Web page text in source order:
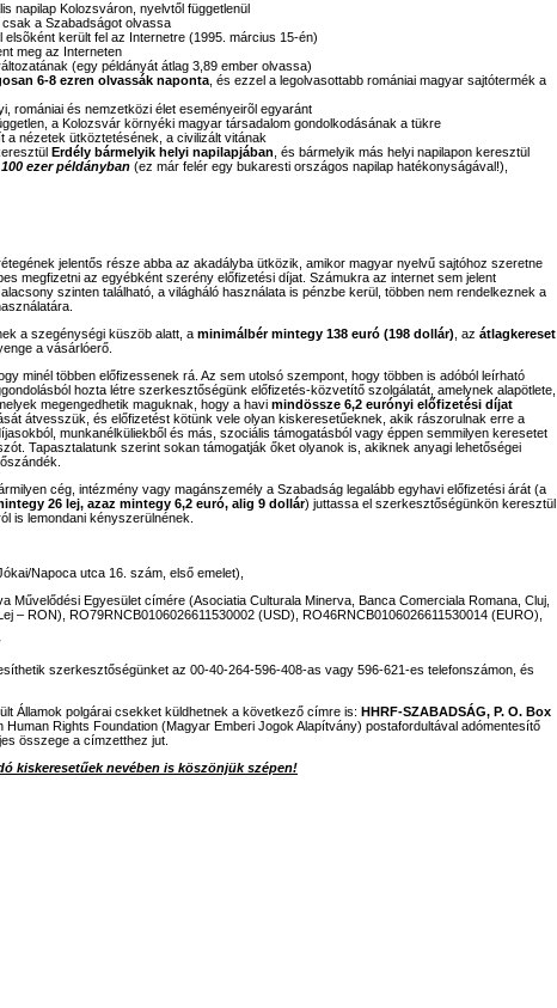
napilap Kolozsváron, nyelvtől függetlenül
a Szabadságot olvassa
került fel az Internetre (1995. március 15-én)
meg az Interneten
(egy példányát átlag 3,89 ember olvassa)
6-8 ezren olvassák naponta , és ezzel a legolvasottabb romániai magyar sajtótermék a
romániai és nemzetközi élet eseményeirõl egyaránt
a Kolozsvár környéki magyar társadalom gondolkodásának a tükre
nézetek ütköztetésének, a civilizált vitának
Erdély bármelyik helyi napilapjában , és bármelyik más helyi napilapon keresztül
100 ezer példányban (ez már felér egy bukaresti országos napilap hatékonyságával!),
jelentős része abba az akadályba ütközik, amikor magyar nyelvű sajtóhoz szeretne
megfizetni az egyébként szerény előfizetési díjat. Számukra az internet sem jelent
szinten található, a világháló használata is pénzbe kerül, többen nem rendelkeznek a
a szegénységi küszöb alatt, a minimálbér mintegy 138 euró (198 dollár) , az átlagkereset
a vásárlóerő.
minél többen előfizessenek rá. Az sem utolsó szempont, hogy többen is adóból leírható
hozta létre szerkesztőségünk előfizetés-közvetítő szolgálatát, amelynek alapötlete,
megengedhetik maguknak, hogy a havi mindössze 6,2 eurónyi előfizetési díjat
átvesszük, és előfizetést kötünk vele olyan kiskeresetűeknek, akik rászorulnak erre a
munkanélküliekből és más, szociális támogatásból vagy éppen semmilyen keresetet
Tapasztalatunk szerint sokan támogatják őket olyanok is, akiknek anyagi lehetőségei
cég, intézmény vagy magánszemély a Szabadság legalább egyhavi előfizetési árát (a
26 lej, azaz mintegy 6,2 euró, alig 9 dollár) juttassa el szerkesztőségünkön keresztül
is lemondani kényszerülnének.
Napoca utca 16. szám, első emelet),
Művelődési Egyesület címére (Asociatia Culturala Minerva, Banca Comerciala Romana, Cluj,
– RON), RO79RNCB0106026611530002 (USD), RO46RNCB0106026611530014 (EURO),
szerkesztőségünket az 00-40-264-596-408-as vagy 596-621-es telefonszámon, és
Államok polgárai csekket küldhetnek a következő címre is: HHRF-SZABADSÁG, P. O. Box
Human Rights Foundation (Magyar Emberi Jogok Alapítvány) postafordultával adómentesítő
összege a címzetthez jut.
kiskeresetűek nevében is köszönjük szépen!